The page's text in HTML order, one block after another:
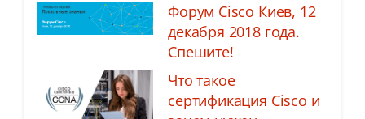
Форум Cisco Киев, 12
декабря 2018 года.
Спешите!
Что такое
сертификация Cisco и